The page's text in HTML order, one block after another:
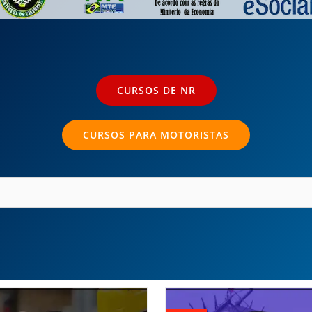
CURSOS DE NR
CURSOS PARA MOTORISTAS
O